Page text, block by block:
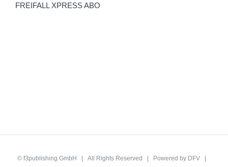
FREIFALL XPRESS ABO
© f3publishing GmbH | All Rights Reserved | Powered by DFV